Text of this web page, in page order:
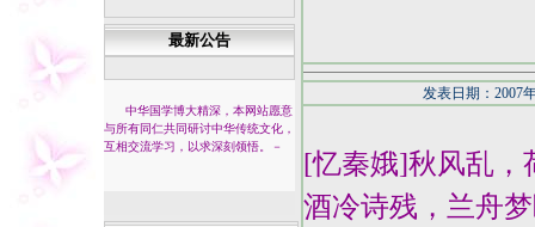
最新公告
中华国学博大精深，本网站愿意
与所有同仁共同研讨中华传统文化，
互相交流学习，以求深刻领悟。
－
发表日期：2007
[忆秦娥]秋风乱，
酒冷诗残，兰舟